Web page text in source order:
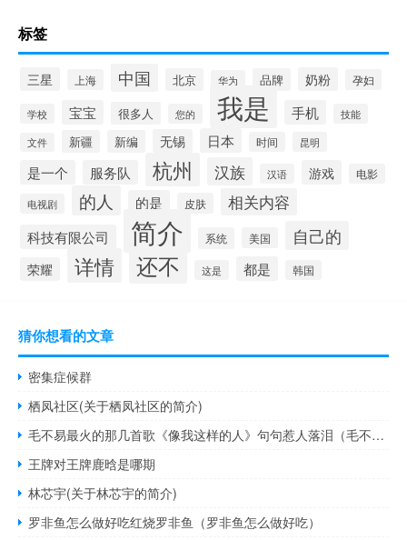
标签
三星 上海 中国 北京 华为 品牌 奶粉 孕妇
学校 宝宝 很多人 您的 我是 手机 技能
文件 新疆 新编 无锡 日本 时间 昆明
是一个 服务队 杭州 汉族 汉语 游戏 电影
电视剧 的人 的是 皮肤 相关内容
科技有限公司 简介 系统 美国 自己的
荣耀 详情 还不 这是 都是 韩国
猜你想看的文章
密集症候群
栖凤社区(关于栖凤社区的简介)
毛不易最火的那几首歌《像我这样的人》句句惹人落泪（毛不易最火的三首歌《像我这样的人》最受欢迎）
王牌对王牌鹿晗是哪期
林芯宇(关于林芯宇的简介)
罗非鱼怎么做好吃红烧罗非鱼（罗非鱼怎么做好吃）